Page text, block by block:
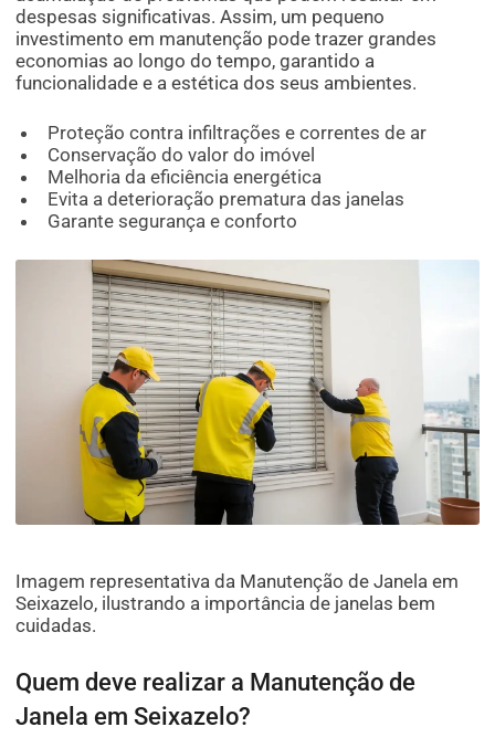
despesas significativas. Assim, um pequeno
investimento em manutenção pode trazer grandes
economias ao longo do tempo, garantido a
funcionalidade e a estética dos seus ambientes.
Proteção contra infiltrações e correntes de ar
Conservação do valor do imóvel
Melhoria da eficiência energética
Evita a deterioração prematura das janelas
Garante segurança e conforto
Imagem representativa da Manutenção de Janela em
Seixazelo, ilustrando a importância de janelas bem
cuidadas.
Quem deve realizar a Manutenção de
Janela em Seixazelo?